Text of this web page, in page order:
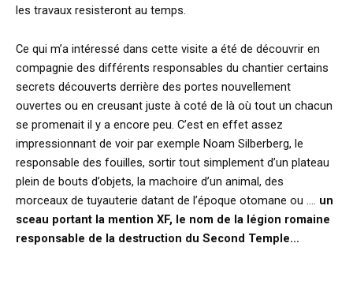
les travaux resisteront au temps.
Ce qui m’a intéressé dans cette visite a été de découvrir en
compagnie des différents responsables du chantier certains
secrets découverts derrière des portes nouvellement
ouvertes ou en creusant juste à coté de là où tout un chacun
se promenait il y a encore peu. C’est en effet assez
impressionnant de voir par exemple Noam Silberberg, le
responsable des fouilles, sortir tout simplement d’un plateau
plein de bouts d’objets, la machoire d’un animal, des
morceaux de tuyauterie datant de l’époque otomane ou …. un
sceau portant la mention XF, le nom de la légion romaine
responsable de la destruction du Second Temple…